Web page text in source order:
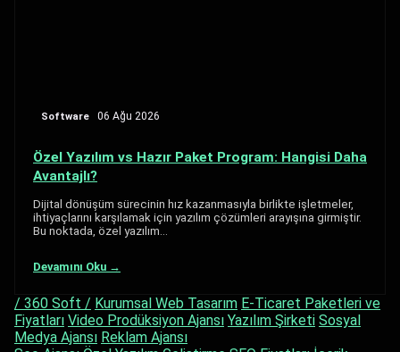
Software 06 Ağu 2026
Özel Yazılım vs Hazır Paket Program: Hangisi Daha
Avantajlı?
Dijital dönüşüm sürecinin hız kazanmasıyla birlikte işletmeler,
ihtiyaçlarını karşılamak için yazılım çözümleri arayışına girmiştir.
Bu noktada, özel yazılım…
Devamını Oku →
/ 360 Soft / Kurumsal Web Tasarım E-Ticaret Paketleri ve
Fiyatları Video Prodüksiyon Ajansı Yazılım Şirketi Sosyal
Medya Ajansı Reklam Ajansı